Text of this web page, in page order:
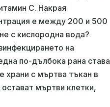
C. Накрая
е между 200 и 500
с кислородна вода?
на
по-дълбока рана става
храни с мъртва тъкан в
мъртви клетки,